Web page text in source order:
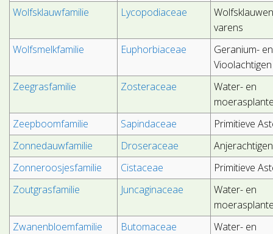
Wolfsklauwfamilie
Lycopodiaceae
varens
Wolfsmelkfamilie
Euphorbiaceae
Geranium- en
Vioolachtigen
Zeegrasfamilie
Zosteraceae
Water- en
Zeepboomfamilie
Sapindaceae
Primitieve
Zonnedauwfamilie
Droseraceae
Anjerachtigen
Zonneroosjesfamilie
Cistaceae
Primitieve
Zoutgrasfamilie
Juncaginaceae
Water- en
Zwanenbloemfamilie
Butomaceae
Water- en